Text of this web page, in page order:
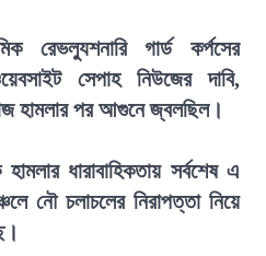
রেভল্যুশনারি গার্ড কর্পসের
সেপাহ নিউজের দাবি,
হামলার পর আগুনে জ্বলছিল।
ধারাবাহিকতায় সর্বশেষ এ
নৌ চলাচলের নিরাপত্তা নিয়ে